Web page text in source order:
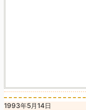
1993年5月14日